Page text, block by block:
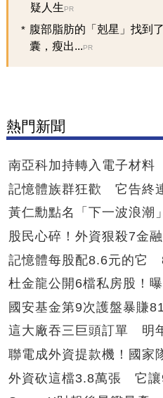
疑人生PR
腹部脂肪的「剋星」找到
囊，瘦出...PR
熱門新聞
南亞科加持轉入電子材
記憶體族群狂歡 它告終
黃仁勳點名「下一波浪潮
股民心碎！外資狠殺7金融
記憶體每股配8.6元的它
杜金龍公開6檔私房股！
國安基金第9次護盤暴賺
這大廠吞三巨頭訂單 明
聯電成外資提款機！國家
外資砍這檔3.8萬張 它讓